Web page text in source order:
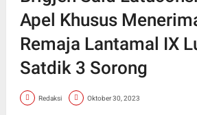
Apel Khusus
Remaja Lantamal IX
Satdik 3 Sorong
Redaksi Oktober 30, 2023